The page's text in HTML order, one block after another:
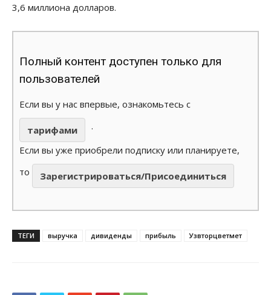
3,6 миллиона долларов.
Полный контент доступен только для
пользователей
Если вы у нас впервые, ознакомьтесь с
тарифами
.
Если вы уже приобрели подписку или планируете,
то
Зарегистрироваться/Присоединиться
ТЕГИ выручка дивиденды прибыль Узвторцветмет